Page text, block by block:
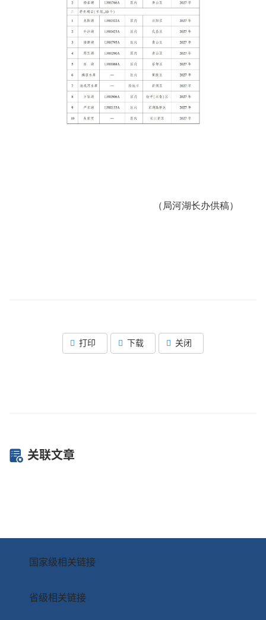
（局河湖长办供稿）
打印 下载 关闭
关联文章
国家级相关链接
省级相关链接